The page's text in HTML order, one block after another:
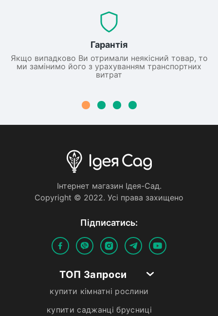
Гарантія
Якщо випадково Ви отримали неякісний товар, то
ми замінимо його з урахуванням транспортних
витрат
Iнтернет магазин Iдея-Сад.
Copyright © 2022. Усi права захищено
Пiдписатись:
ТОП Запроси
купити кімнатні рослини
купити саджанці брусниці